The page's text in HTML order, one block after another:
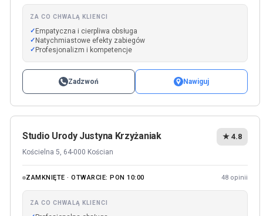
ZA CO CHWALĄ KLIENCI
Empatyczna i cierpliwa obsługa
Natychmiastowe efekty zabiegów
Profesjonalizm i kompetencje
Zadzwoń Nawiguj
Studio Urody Justyna Krzyżaniak
Kościelna 5, 64-000 Kościan
★ 4.8
ZAMKNIĘTE · OTWARCIE: PON 10:00 48 opinii
ZA CO CHWALĄ KLIENCI